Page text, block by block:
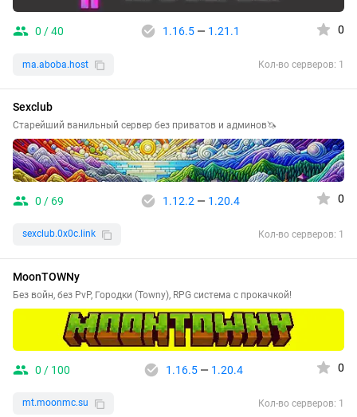
0 / 40 1.16.5— 1.21.1 0
ma.aboba.host Кол-во серверов: 1
Sexclub
Старейший ванильный сервер без приватов и админов🦄
0 / 69 1.12.2 — 1.20.4 0
sexclub.0x0c.link Кол-во серверов: 1
MoonTOWNy
Без войн, без PvP, Городки (Towny), RPG система с прокачкой!
0 / 100 1.16.5— 1.20.4 0
mt.moonmc.su Кол-во серверов: 1